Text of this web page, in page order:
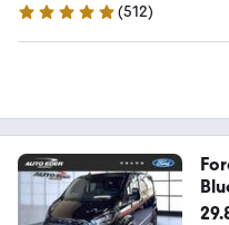
4.8 Sterne
(512)